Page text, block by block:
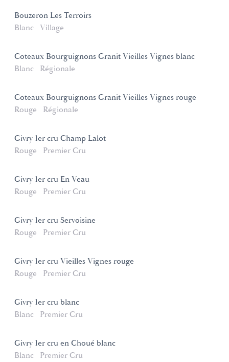
Bouzeron Les Terroirs
Blanc
Village
Coteaux Bourguignons Granit Vieilles Vignes blanc
Blanc
Régionale
Coteaux Bourguignons Granit Vieilles Vignes rouge
Rouge
Régionale
Givry 1er cru Champ Lalot
Rouge
Premier Cru
Givry 1er cru En Veau
Rouge
Premier Cru
Givry 1er cru Servoisine
Rouge
Premier Cru
Givry 1er cru Vieilles Vignes rouge
Rouge
Premier Cru
Givry 1er cru blanc
Blanc
Premier Cru
Givry 1er cru en Choué blanc
Blanc
Premier Cru